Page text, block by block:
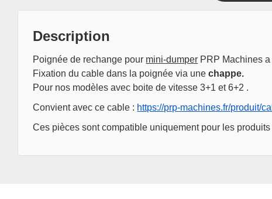
Description
Poignée de rechange pour mini-dumper PRP Machines
Fixation du cable dans la poignée via une chappe.
Pour nos modèles avec boite de vitesse 3+1 et 6+2 .
Convient avec ce cable : https://prp-machines.fr/produit/
Ces pièces sont compatible uniquement pour les